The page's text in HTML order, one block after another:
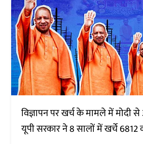
विज्ञापन पर खर्च के मामले में मोदी
यूपी सरकार ने 8 सालों में खर्चे